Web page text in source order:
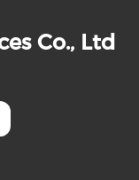
Co., Ltd